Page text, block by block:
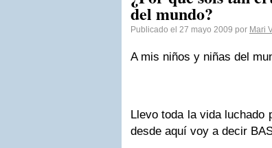
del mundo?
Publicado el 27 mayo 2009 por Mari
A mis niños y niñas del
Llevo toda la vida luchado
desde aquí voy a decir